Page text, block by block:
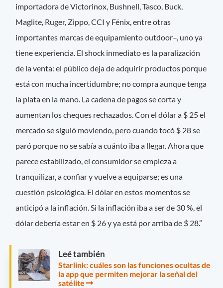
importadora de Victorinox, Bushnell, Tasco, Buck,
Maglite, Ruger, Zippo, CCI y Fénix, entre otras
importantes marcas de equipamiento outdoor–, uno ya
tiene experiencia. El shock inmediato es la paralización
de la venta: el público deja de adquirir productos porque
está con mucha incertidumbre; no compra aunque tenga
la plata en la mano. La cadena de pagos se corta y
aumentan los cheques rechazados. Con el dólar a $ 25 el
mercado se siguió moviendo, pero cuando tocó $ 28 se
paró porque no se sabía a cuánto iba a llegar. Ahora que
parece estabilizado, el consumidor se empieza a
tranquilizar, a confiar y vuelve a equiparse; es una
cuestión psicológica. El dólar en estos momentos se
anticipó a la inflación. Si la inflación iba a ser de 30 %, el
dólar debería estar en $ 26 y ya está por arriba de $ 28.”
Leé también
Starlink: cuáles son las funciones ocultas de
la app que permiten mejorar la señal del
satélite